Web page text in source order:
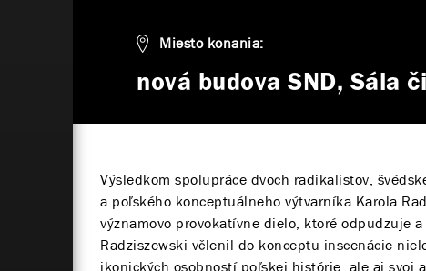
Miesto konania:
nová budova SND, Sála
Výsledkom spolupráce dvoch radikalistov,
a poľského konceptuálneho výtvarníka Karola
významovo provokatívne dielo, ktoré odpudzuje
Radziszewski včlenil do konceptu inscenácie
ikonických osobností poľskej histórie, ale aj svoj